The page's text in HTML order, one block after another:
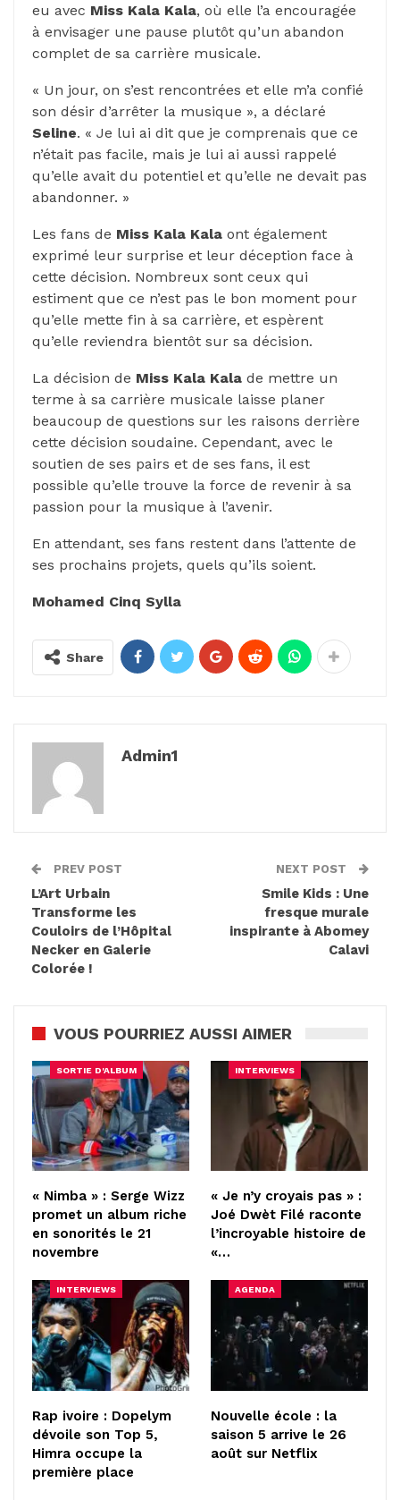
eu avec Miss Kala Kala, où elle l’a encouragée
à envisager une pause plutôt qu’un abandon
complet de sa carrière musicale.
« Un jour, on s’est rencontrées et elle m’a confié
son désir d’arrêter la musique », a déclaré
Seline. « Je lui ai dit que je comprenais que ce
n’était pas facile, mais je lui ai aussi rappelé
qu’elle avait du potentiel et qu’elle ne devait pas
abandonner. »
Les fans de Miss Kala Kala ont également
exprimé leur surprise et leur déception face à
cette décision. Nombreux sont ceux qui
estiment que ce n’est pas le bon moment pour
qu’elle mette fin à sa carrière, et espèrent
qu’elle reviendra bientôt sur sa décision.
La décision de Miss Kala Kala de mettre un
terme à sa carrière musicale laisse planer
beaucoup de questions sur les raisons derrière
cette décision soudaine. Cependant, avec le
soutien de ses pairs et de ses fans, il est
possible qu’elle trouve la force de revenir à sa
passion pour la musique à l’avenir.
En attendant, ses fans restent dans l’attente de
ses prochains projets, quels qu’ils soient.
Mohamed Cinq Sylla
Share
Admin1
PREV POST
L’Art Urbain
Transforme les
Couloirs de l’Hôpital
Necker en Galerie
Colorée !
NEXT POST
Smile Kids : Une
fresque murale
inspirante à Abomey
Calavi
VOUS POURRIEZ AUSSI AIMER
SORTIE D'ALBUM
« Nimba » : Serge Wizz
promet un album riche
en sonorités le 21
novembre
INTERVIEWS
« Je n’y croyais pas » :
Joé Dwèt Filé raconte
l’incroyable histoire de
«…
INTERVIEWS
Rap ivoire : Dopelym
dévoile son Top 5,
Himra occupe la
première place
AGENDA
Nouvelle école : la
saison 5 arrive le 26
août sur Netflix